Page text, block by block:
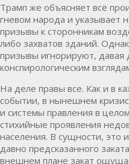
Трамп же объясняет всё
гневом народа и указывает
призывы к сторонникам
либо захватов зданий.
призывы игнорируют,
конспирологическим
На деле правы все. Как и в
событии, в нынешнем
и системы правления в
стихийные проявления
населения. В сущности, это
давно предсказанного
внешнем плане закат